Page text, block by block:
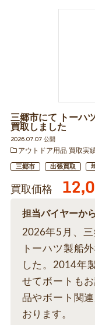
三郷市にて トーハ
買取しました
2026.07.07 公開
アウトドア用品 買取実
三郷市 出張買取
買取価格
担当バイヤーか
2026年5月、三
トーハツ製船
した。2014年
せてボートも
品やボート関
おります。